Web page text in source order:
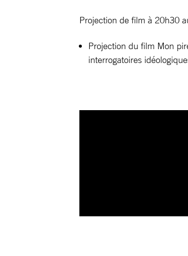
Projection de film à 20h30
Projection du film Mon
interrogatoires